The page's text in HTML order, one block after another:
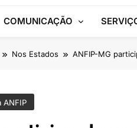
COMUNICAÇÃO
Nos Estados ANFIP-MG
ANFIP